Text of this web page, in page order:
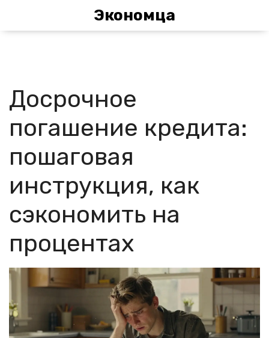
Экономца
Досрочное
погашение кредита:
пошаговая
инструкция, как
сэкономить на
процентах